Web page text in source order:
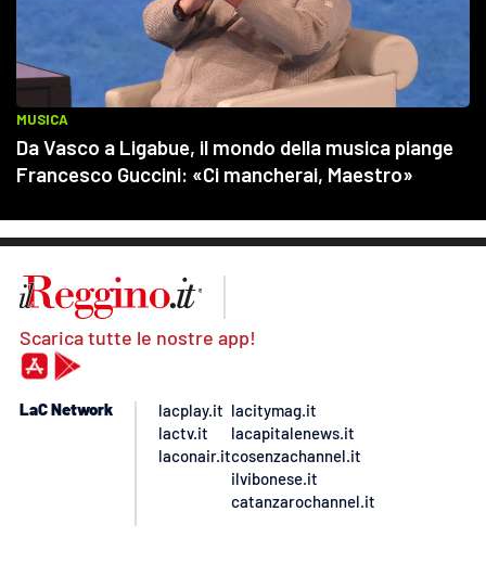
Scarica tutte le nostre app!
LaC Network
lacplay.it
lactv.it
laconair.it
lacitymag.it
lacapitalenews.it
cosenzachannel.it
ilvibonese.it
catanzarochannel.it